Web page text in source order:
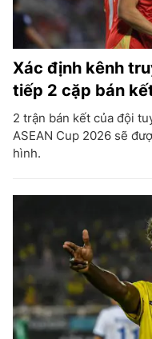
Xác định kênh
tiếp 2 cặp bán
2 trận bán kết của đội
ASEAN Cup 2026 sẽ
hình.